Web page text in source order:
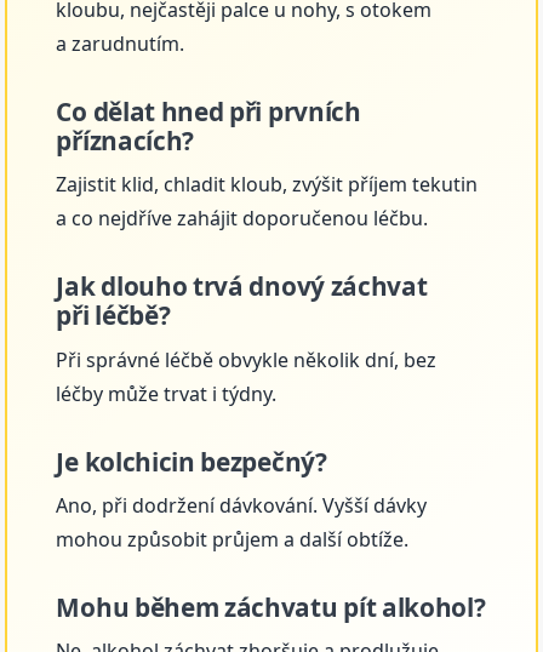
kloubu, nejčastěji palce u nohy, s otokem
a zarudnutím.
Co dělat hned při prvních
příznacích?
Zajistit klid, chladit kloub, zvýšit příjem tekutin
a co nejdříve zahájit doporučenou léčbu.
Jak dlouho trvá dnový záchvat
při léčbě?
Při správné léčbě obvykle několik dní, bez
léčby může trvat i týdny.
Je kolchicin bezpečný?
Ano, při dodržení dávkování. Vyšší dávky
mohou způsobit průjem a další obtíže.
Mohu během záchvatu pít alkohol?